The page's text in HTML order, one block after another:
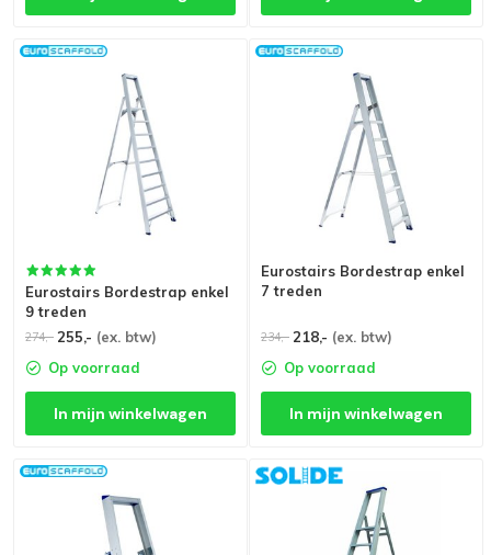
Eurostairs Bordestrap enkel
9 treden
274,- 255,- (ex. btw)
Op voorraad
In mijn winkelwagen
Eurostairs Bordestrap enkel
7 treden
234,- 218,- (ex. btw)
Op voorraad
In mijn winkelwagen